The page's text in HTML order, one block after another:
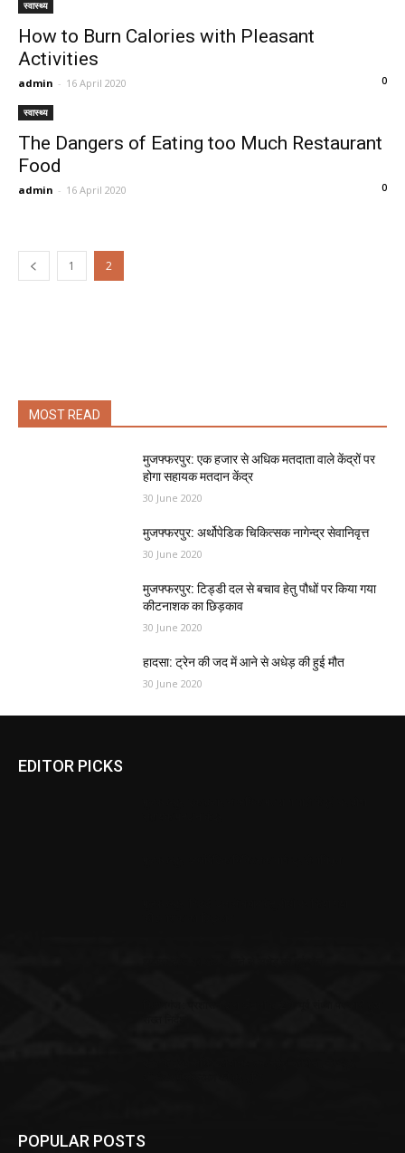
स्वास्थ्य
How to Burn Calories with Pleasant
Activities
admin - 16 April 2020 0
स्वास्थ्य
The Dangers of Eating too Much Restaurant
Food
admin - 16 April 2020 0
1 2
MOST READ
मुजफ्फरपुर: एक हजार से अधिक मतदाता वाले केंद्रों पर
होगा सहायक मतदान केंद्र
30 June 2020
मुजफ्फरपुर: अर्थोपेडिक चिकित्सक नागेन्द्र सेवानिवृत्त
30 June 2020
मुजफ्फरपुर: टिड्डी दल से बचाव हेतु पौधों पर किया गया
कीटनाशक का छिड़काव
30 June 2020
हादसा: ट्रेन की जद में आने से अधेड़ की हुई मौत
30 June 2020
EDITOR PICKS
POPULAR POSTS